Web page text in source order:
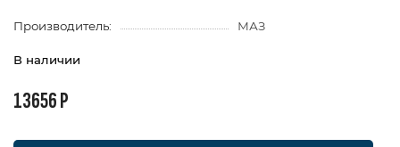
Производитель: МАЗ
В наличии
13656 Р